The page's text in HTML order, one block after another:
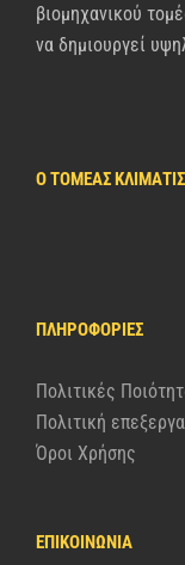
βιομηχανικού
να δημιουργεί
Ο ΤΟΜΈΑΣ
ΠΛΗΡΟΦΟΡΊΕΣ
Πολιτικές
Πολιτική
Όροι Χρήσης
ΕΠΙΚΟΙΝΩΝΙΑ